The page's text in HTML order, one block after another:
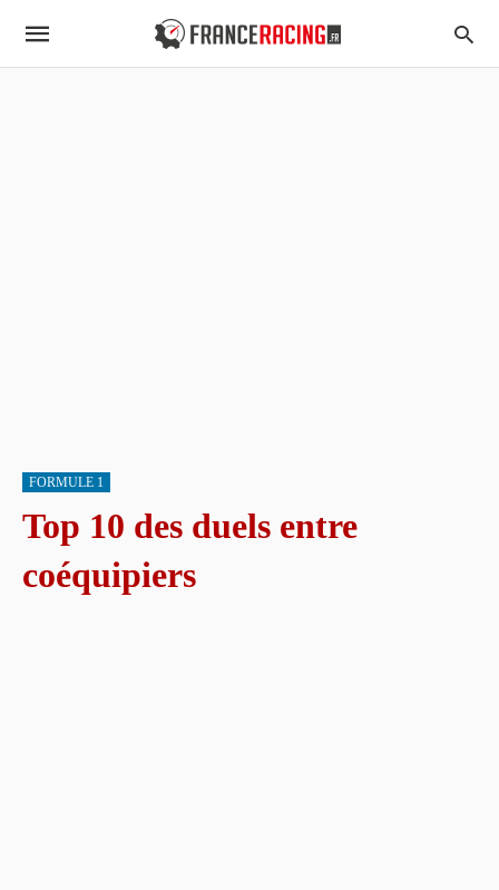
FORMULE 1
Top 10 des duels entre
coéquipiers